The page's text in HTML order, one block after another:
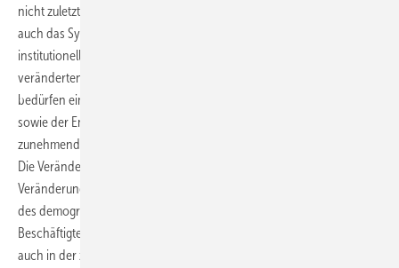
nicht zuletzt die Frage, wie der Schutz der Beschäftigten und damit
auch das System des Arbeitsschutzes als zentrale Träger des
institutionellen Schutzgedankens die betriebliche Gestaltung dieser
veränderten Anforderungen begleiten. Chancen und Risiken
bedürfen einer systematischen Betrachtung im Sinne der Bewertung
sowie der Entwicklung von Gestaltungslösungen vor dem Hintergrund
zunehmender Optionen.
Die Veränderungen werden auch von zentralen gesellschaftlichen
Veränderungen begleitet, die sich zum Beispiel in den Auswirkungen
des demografischen Wandels mit abnehmendem
Beschäftigtenpotenzial zeigt (Statistisches Bundesamt 2022), aber
auch in der zunehmenden Fokussierung auf die Vereinbarkeit der